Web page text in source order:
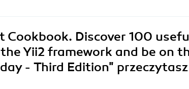
Discover 100
Yii2 framework and be on
- Third Edition"